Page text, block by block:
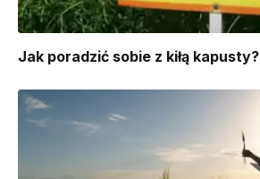
​Jak poradzić sobie z kiłą kapusty?